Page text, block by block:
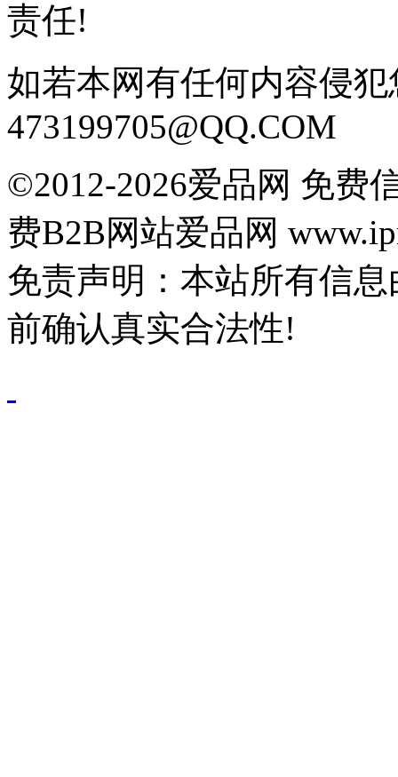
责任!
如若本网有任何内容侵
473199705@QQ.COM
©2012-2026爱品网 免费
费B2B网站爱品网
免责声明：本站所有信
前确认真实合法性!